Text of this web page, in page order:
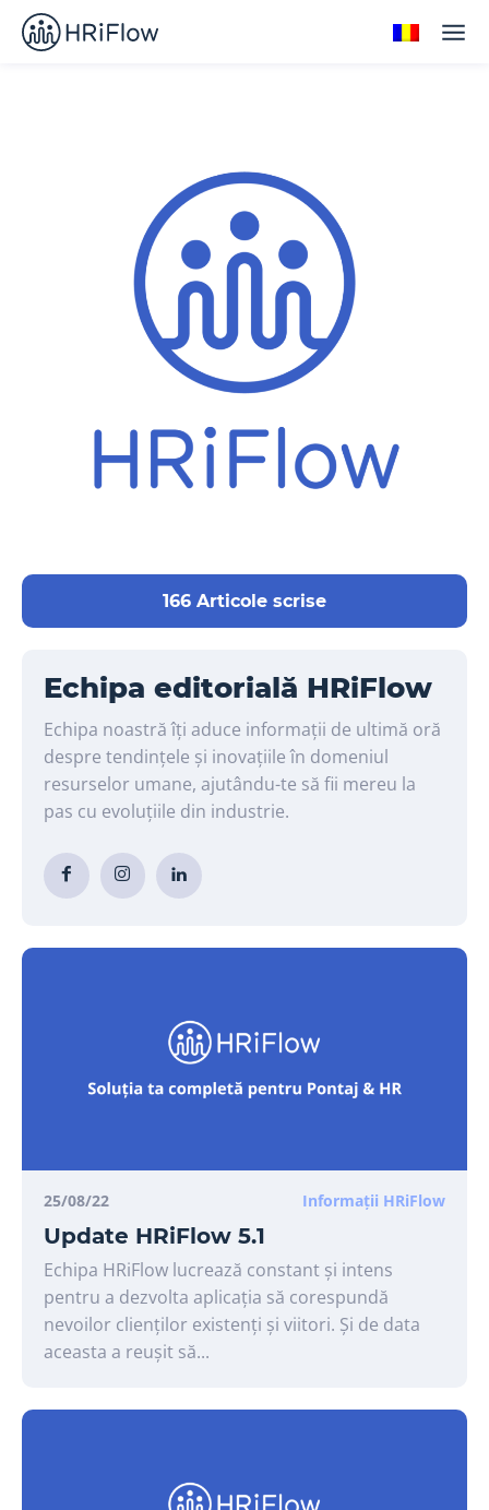
166 Articole scrise
Echipa editorială HRiFlow
Echipa noastră îți aduce informații de ultimă oră
despre tendințele și inovațiile în domeniul
resurselor umane, ajutându-te să fii mereu la
pas cu evoluțiile din industrie.
25/08/22 Informații HRiFlow
Update HRiFlow 5.1
Echipa HRiFlow lucrează constant și intens
pentru a dezvolta aplicația să corespundă
nevoilor clienților existenți și viitori. Și de data
aceasta a reușit să...